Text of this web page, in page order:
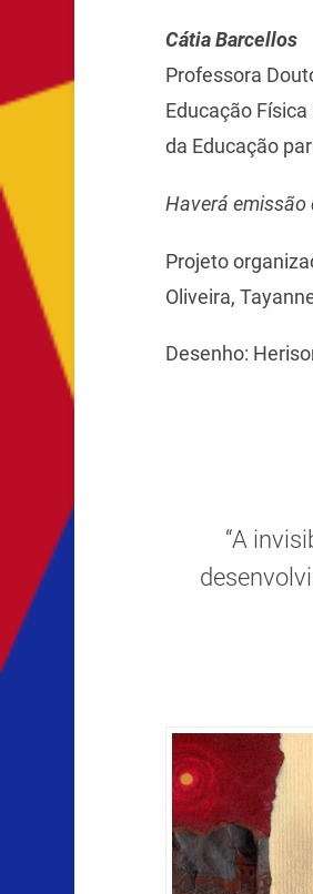
Cátia Barcellos
Professora
Educação
da Educação
Haverá
Projeto
Oliveira,
Desenho:
“A